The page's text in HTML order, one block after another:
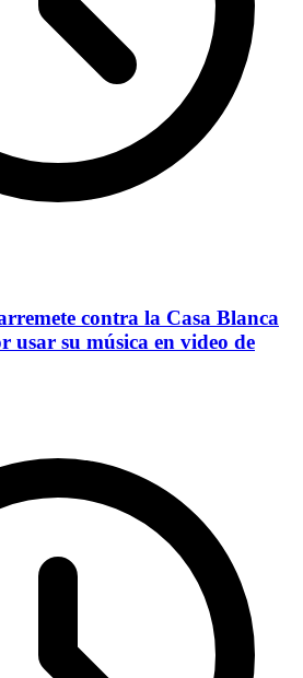
contra la Casa Blanca
su música en video de